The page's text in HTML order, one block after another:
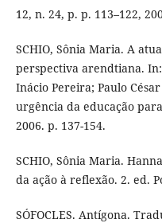
12, n. 24, p. p. 113–122,
SCHIO, Sônia Maria. A
perspectiva arendtiana.
Inácio Pereira; Paulo
urgência da educação
2006. p. 137-154.
SCHIO, Sônia Maria.
da ação à reflexão. 2. ed.
SÓFOCLES. Antígona.